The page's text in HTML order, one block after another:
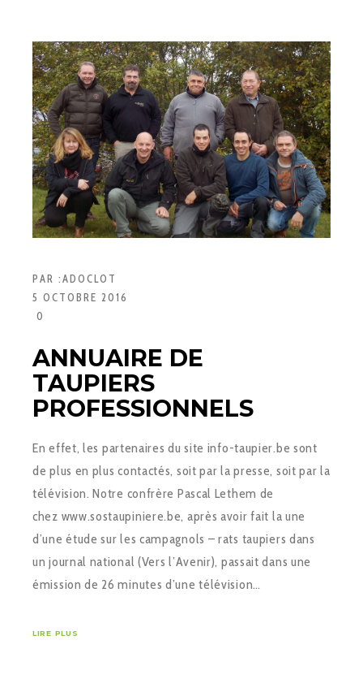
PAR :ADOCLOT
5 OCTOBRE 2016
0
ANNUAIRE DE
TAUPIERS
PROFESSIONNELS
En effet, les partenaires du site info-taupier.be sont
de plus en plus contactés, soit par la presse, soit par la
télévision. Notre confrère Pascal Lethem de
chez www.sostaupiniere.be, après avoir fait la une
d’une étude sur les campagnols – rats taupiers dans
un journal national (Vers l’Avenir), passait dans une
émission de 26 minutes d’une télévision…
LIRE PLUS